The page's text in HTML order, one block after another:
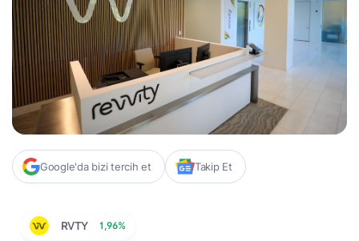
Google'da bizi tercih et Takip Et
RVTY 1,96%